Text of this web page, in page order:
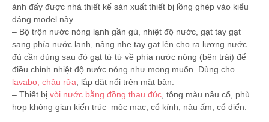
ảnh đấy được nhà thiết kế sản xuất thiết bị lồng ghép vào kiểu
dáng model này.
– Bộ trộn nước nóng lạnh gần gù, nhiệt độ nước, gạt tay gạt
sang phía nước lạnh, nâng nhẹ tay gạt lên cho ra lượng nước
đủ cần dùng sau đó gạt từ từ về phía nước nóng (bên trái) để
điều chỉnh nhiệt độ nước nóng như mong muốn. Dùng cho
lavabo, chậu rửa, lắp đặt nổi trên mặt bàn.
– Thiết bị vòi nước bằng đồng thau đúc, tông màu nâu cổ, phù
hợp không gian kiến trúc mộc mạc, cổ kính, nâu ấm, cổ điển.